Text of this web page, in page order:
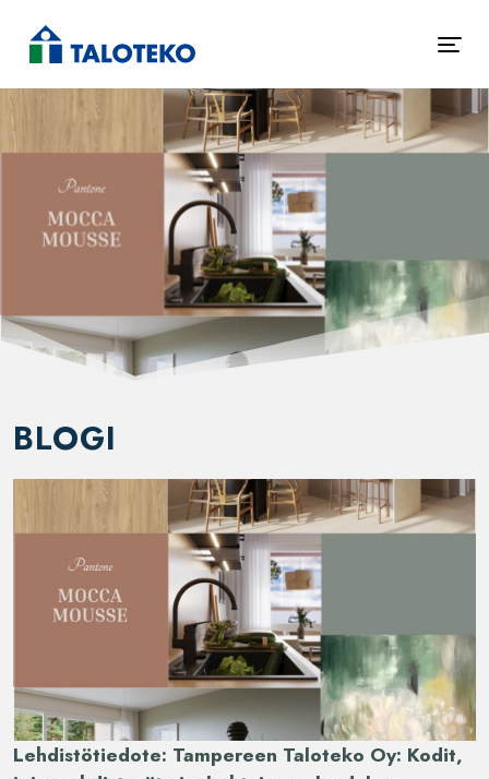
BLOGI
Lehdistötiedote: Tampereen Taloteko Oy: Kodit,